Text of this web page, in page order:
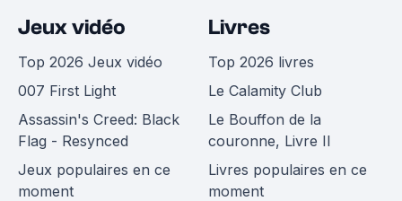
Jeux vidéo
Top 2026 Jeux vidéo
007 First Light
Assassin's Creed: Black
Flag - Resynced
Jeux populaires en ce
moment
Livres
Top 2026 livres
Le Calamity Club
Le Bouffon de la
couronne, Livre II
Livres populaires en ce
moment